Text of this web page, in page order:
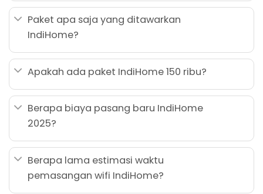
Paket apa saja yang ditawarkan
IndiHome?
Apakah ada paket IndiHome 150 ribu?
Berapa biaya pasang baru IndiHome
2025?
Berapa lama estimasi waktu
pemasangan wifi IndiHome?